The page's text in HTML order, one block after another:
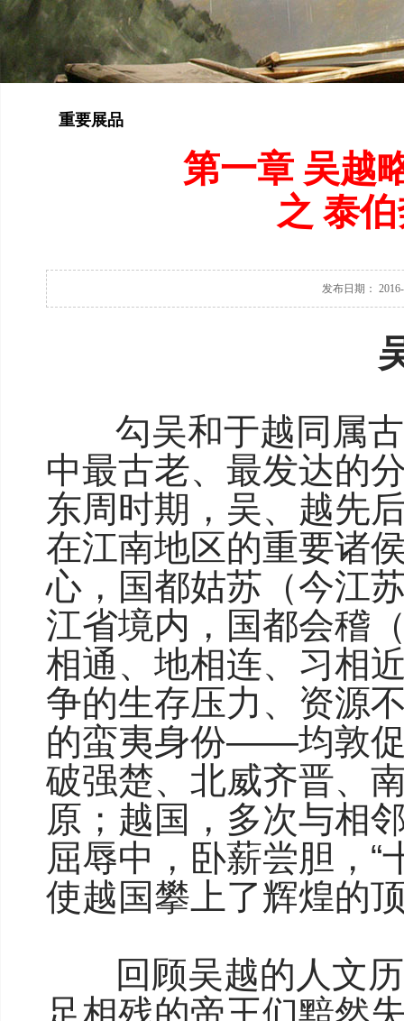
重要展品
第一章 吴越
之 泰
发布日期：
勾吴和于越同属古
中最古老、最发达的
东周时期，吴、越先
在江南地区的重要诸
心，国都姑苏（今江
江省境内，国都会稽
相通、地相连、习相
争的生存压力、资源
的蛮夷身份——均敦促
破强楚、北威齐晋、
原；越国，多次与相
屈辱中，卧薪尝胆，“
使越国攀上了辉煌的
回顾吴越的人文历
足相残的帝王们黯然